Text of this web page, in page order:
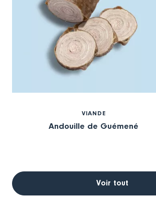
VIANDE
Andouille de Guémené
Voir tout